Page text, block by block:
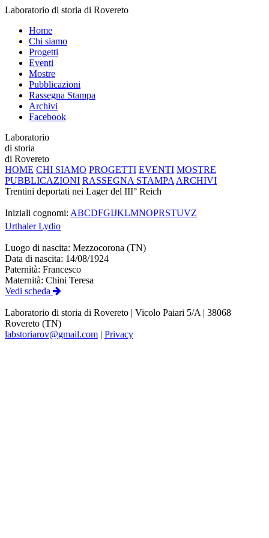
Laboratorio di storia di Rovereto
Home
Chi siamo
Progetti
Eventi
Mostre
Pubblicazioni
Rassegna Stampa
Archivi
Facebook
Laboratorio
di storia
di Rovereto
HOME CHI SIAMO PROGETTI EVENTI MOSTRE
PUBBLICAZIONI RASSEGNA STAMPA ARCHIVI
Trentini deportati nei Lager del III° Reich
Iniziali cognomi: ABCDFGIJKLMNOPRSTUVZ
Urthaler Lydio
Luogo di nascita: Mezzocorona (TN)
Data di nascita: 14/08/1924
Paternità: Francesco
Maternità: Chini Teresa
Vedi scheda
Laboratorio di storia di Rovereto | Vicolo Paiari 5/A | 38068
Rovereto (TN)
labstoriarov@gmail.com | Privacy